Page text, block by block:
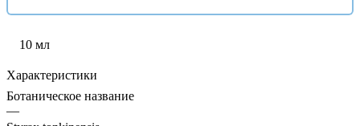
10 мл
Характеристики
Ботаническое название
—